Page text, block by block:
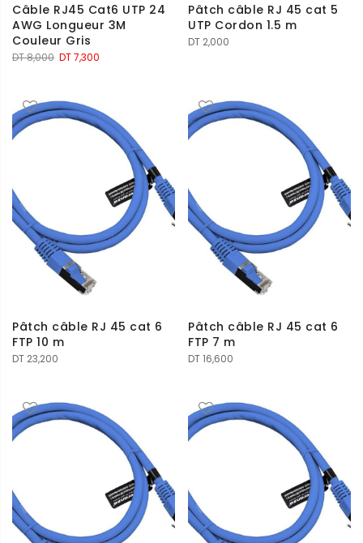
Câble RJ45 Cat6 UTP 24
AWG Longueur 3M
Couleur Gris
DT8,000 Le
était :
DT 8,000.
DT7,300
est :
DT 7,300.
Pâtch câble RJ 45 cat 5
UTP Cordon 1.5 m
DT 2,000
Pâtch câble RJ 45 cat 6
FTP 10 m
DT 23,200
Pâtch câble RJ 45 cat 6
FTP 7 m
DT16,600